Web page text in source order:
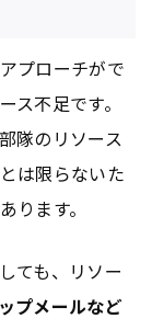
プローチがで
ス不足です。
隊のリソース
は限らないた
ります。
ても、リソー
プメールなど